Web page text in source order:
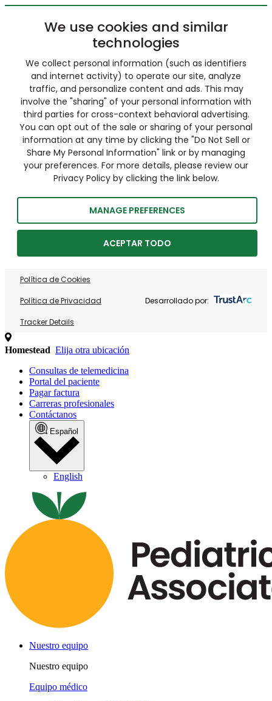
We use cookies and similar
technologies
We collect personal information (such as identifiers
and internet activity) to operate our site, analyze
traffic, and personalize content and ads. This may
involve the "sharing" of your personal information with
third parties for cross-context behavioral advertising.
You can opt out of the sale or sharing of your personal
information at any time by clicking the "Do Not Sell or
Share My Personal Information" link or by managing
your preferences. For more details, please review our
Privacy Policy by clicking the link below.
MANAGE PREFERENCES
ACEPTAR TODO
Política de Cookies
Política de Privacidad
Tracker Details
Desarrollado por:
Homestead Elija otra ubicación
Consultas de telemedicina
Portal del paciente
Pagar factura
Carreras profesionales
Contáctanos
Español
English
Nuestro equipo
Nuestro equipo
Equipo médico